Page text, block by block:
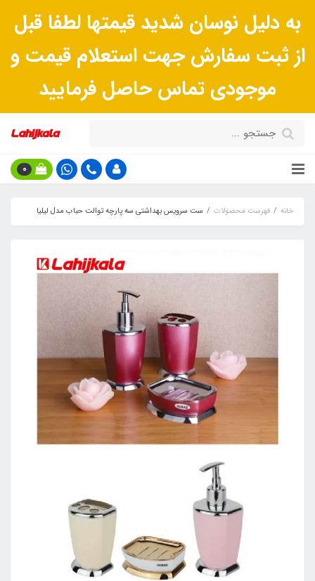
به دلیل نوسان شدید قیمتها لطفا قبل
از ثبت سفارش جهت استعلام قیمت و
موجودی تماس حاصل فرمایید
0
خانه فهرست محصولات ست سرویس بهداشتی سه پارچه توالت حباب مدل لیلیا